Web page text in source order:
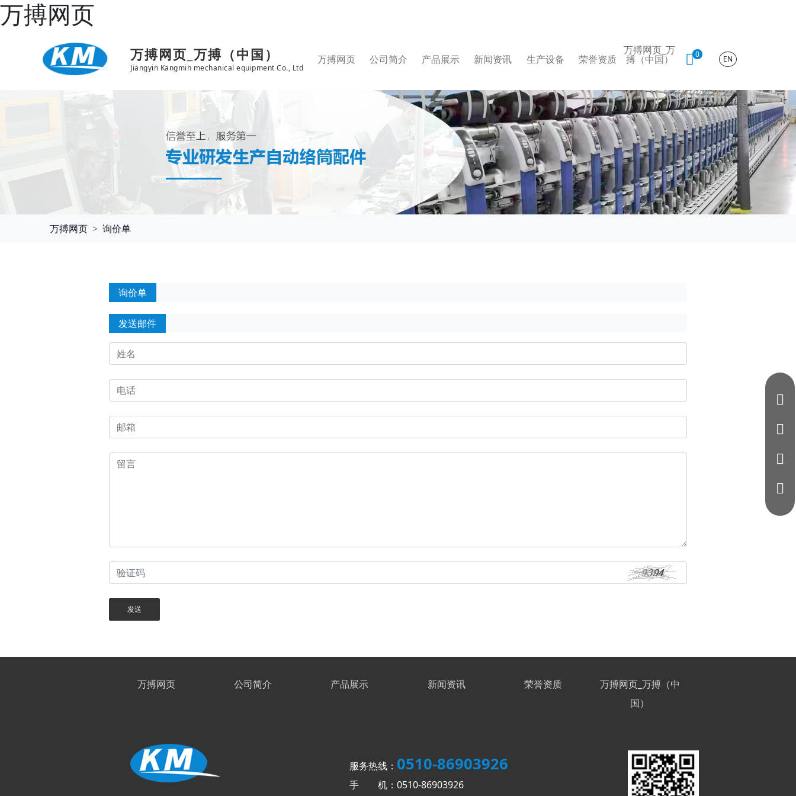
万搏网页
万搏网页_万搏（中国）
Jiangyin Kangmin mechanical equipment Co., Ltd
万搏网页 公司简介 产品展示 新闻资讯 生产设备 荣誉资质
万搏网页_万
搏（中国） 0 EN
万搏网页 询价单
询价单
发送邮件
发送
万搏网页 公司简介 产品展示 新闻资讯 荣誉资质
万搏网页_万搏（中
国）
服务热线： 0510-86903926
手 机：0510-86903926